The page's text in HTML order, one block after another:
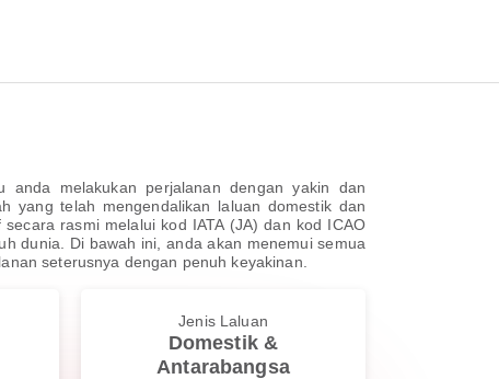
anda melakukan perjalanan dengan yakin dan
yang telah mengendalikan laluan domestik dan
rasmi melalui kod IATA (JA) dan kod ICAO
dunia. Di bawah ini, anda akan menemui semua
seterusnya dengan penuh keyakinan.
Jenis Laluan
Domestik &
Antarabangsa